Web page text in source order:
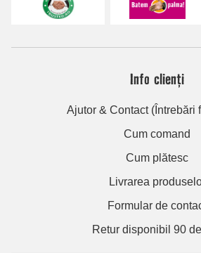
Info clienți
Ajutor & Contact (Întrebări
Cum comand
Cum plătesc
Livrarea
Formular de
Retur disponibil 90